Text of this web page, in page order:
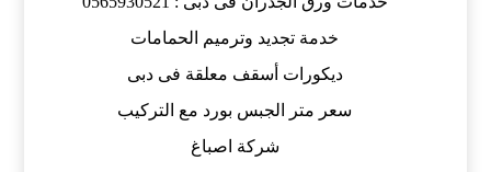
خدمة تجديد وترميم الحمامات
ديكورات أسقف معلقة فى دبى
سعر متر الجبس بورد مع التركيب
شركة اصباغ